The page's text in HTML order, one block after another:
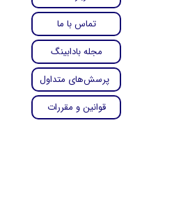
تماس با ما
مجله بادابینگ
پرسش‌های متداول
قوانین و مقررات